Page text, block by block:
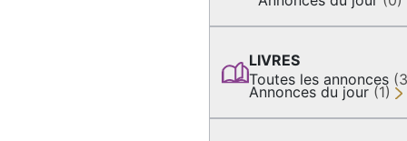
LIVRES
Toutes les annonces
Annonces du jour (1)